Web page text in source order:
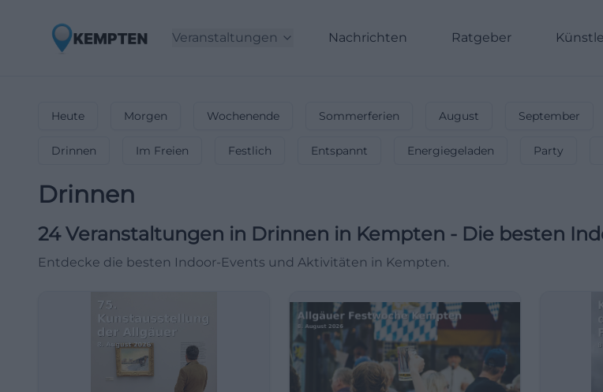
Veranstaltungen Nachrichten Ratgeber
Heute Morgen Wochenende Sommerferien August September
Drinnen Im Freien Festlich Entspannt Energiegeladen Party
Drinnen
24 Veranstaltungen in Drinnen in Kempten - Die besten
Entdecke die besten Indoor-Events und Aktivitäten in Kempten.